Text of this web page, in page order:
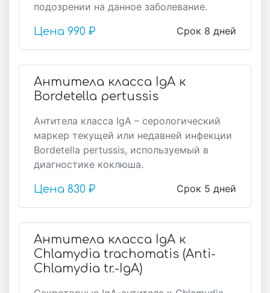
подозрении на данное заболевание.
Срок 8 дней
Цена 990 ₽
Антитела класса IgA к
Bordetella pertussis
Антитела класса IgA – серологический
маркер текущей или недавней инфекции
Bordetella pertussis, используемый в
диагностике коклюша.
Срок 5 дней
Цена 830 ₽
Антитела класса IgA к
Chlamydia trachomatis (Anti-
Chlamydia tr.-IgA)